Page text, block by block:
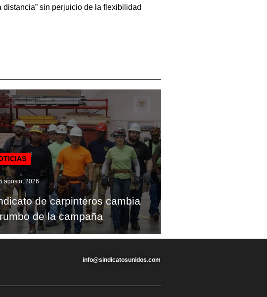
sin perjuicio de la flexibilidad
agosto, 2026
de carpinteros cambia
de la campaña
info@sindicatosunidos.com